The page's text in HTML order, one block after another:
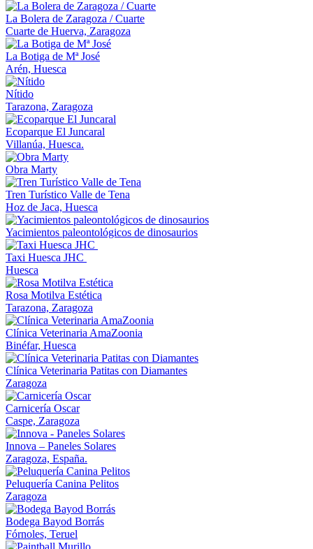
La Bolera de Zaragoza / Cuarte
Cuarte de Huerva, Zaragoza
La Botiga de Mª José
Arén, Huesca
Nítido
Tarazona, Zaragoza
Ecoparque El Juncaral
Villanúa, Huesca.
Obra Marty
Tren Turístico Valle de Tena
Hoz de Jaca, Huesca
Yacimientos paleontológicos de dinosaurios
Taxi Huesca JHC
Huesca
Rosa Motilva Estética
Tarazona, Zaragoza
Clínica Veterinaria AmaZoonia
Binéfar, Huesca
Clínica Veterinaria Patitas con Diamantes
Zaragoza
Carnicería Oscar
Caspe, Zaragoza
Innova – Paneles Solares
Zaragoza, España.
Peluquería Canina Pelitos
Zaragoza
Bodega Bayod Borrás
Fórnoles, Teruel